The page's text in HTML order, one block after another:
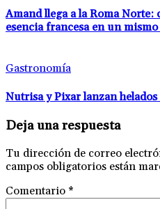
Amand llega a la Roma Norte:
esencia francesa en un
Gastronomía
Nutrisa y Pixar lanzan
Deja una respuesta
Tu dirección de correo
campos obligatorios están
Comentario *